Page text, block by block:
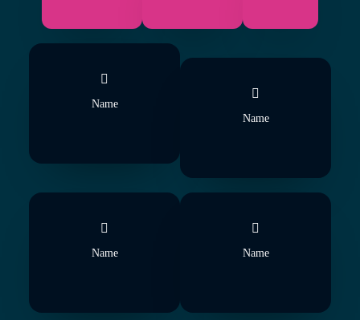
Name
Name
Name Name